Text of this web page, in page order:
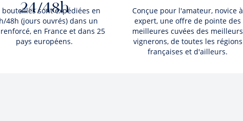
24/48h
bouteilles sont expédiées en
48h (jours ouvrés) dans un
en France et dans 25
pays européens.
Conçue pour l'amateur, novice à
expert, une offre de pointe des
meilleures cuvées des meilleurs
vignerons, de toutes les régions
françaises et d'ailleurs.